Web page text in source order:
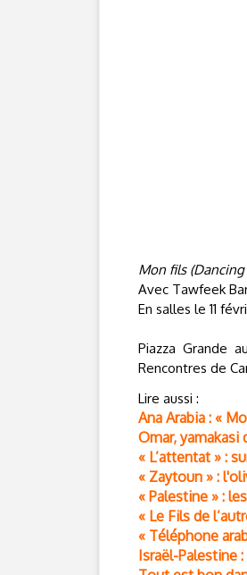
Mon fils (Dancing
Avec Tawfeek
En salles le 11
Piazza Grande
Rencontres de
Lire aussi :
Ana Arabia : «
Omar,
« L’attentat » :
« Zaytoun » :
« Palestine » :
« Le Fils de
« Téléphone
Israël-Palestine